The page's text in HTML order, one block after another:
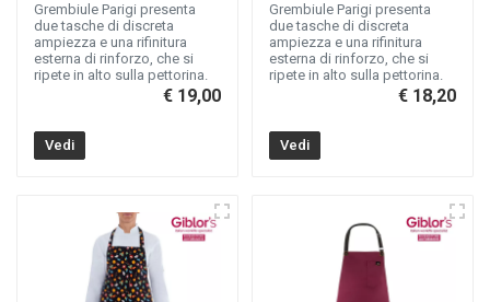
Grembiule Parigi presenta
due tasche di discreta
ampiezza e una rifinitura
esterna di rinforzo, che si
ripete in alto sulla pettorina.
€ 19,00
Vedi
Grembiule Parigi presenta
due tasche di discreta
ampiezza e una rifinitura
esterna di rinforzo, che si
ripete in alto sulla pettorina.
€ 18,20
Vedi